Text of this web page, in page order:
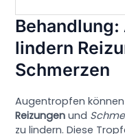
lindern
Schmerzen
Augentropfen
Reizungen und
zu lindern. Diese